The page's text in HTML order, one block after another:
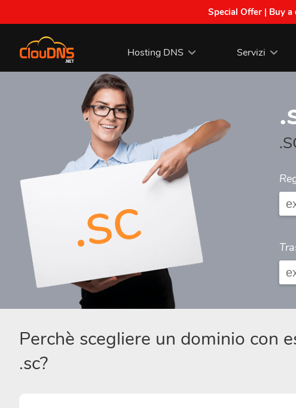
Special Offer | Buy
Hosting DNS Servizi
.sc
Perchè scegliere un dominio con
.sc?